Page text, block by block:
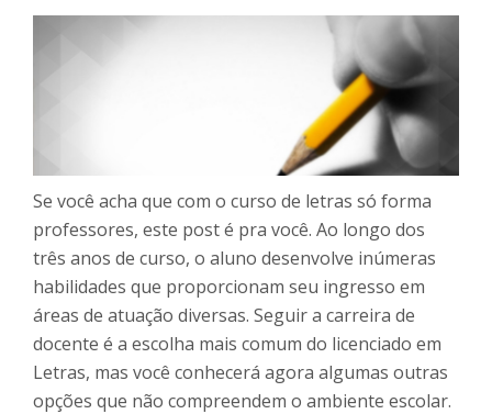
Se você acha que com o curso de letras só forma
professores, este post é pra você. Ao longo dos
três anos de curso, o aluno desenvolve inúmeras
habilidades que proporcionam seu ingresso em
áreas de atuação diversas. Seguir a carreira de
docente é a escolha mais comum do licenciado em
Letras, mas você conhecerá agora algumas outras
opções que não compreendem o ambiente escolar.